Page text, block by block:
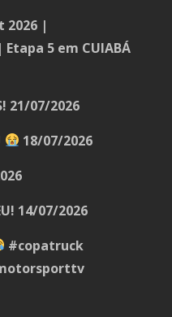
2026 |
Etapa 5 em CUIABÁ
21/07/2026
18/07/2026
14/07/2026
#copatruck